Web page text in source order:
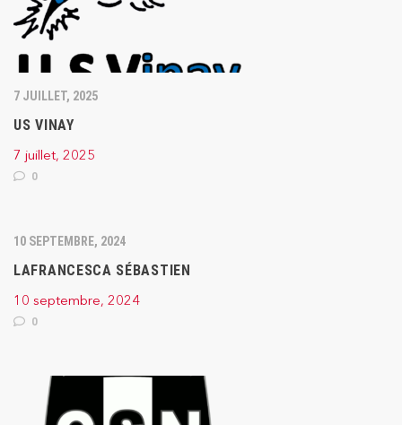
7 JUILLET, 2025
US VINAY
7 juillet, 2025
0
10 SEPTEMBRE, 2024
LAFRANCESCA SÉBASTIEN
10 septembre, 2024
0